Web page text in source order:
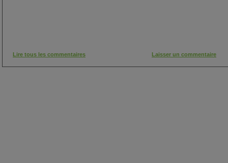
Lire tous les commentaires Laisser un commentaire